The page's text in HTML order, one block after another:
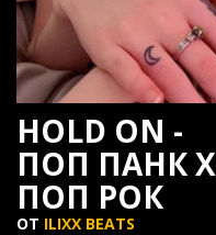
HOLD ON -
ПОП ПАНК Х
ПОП РОК
ОТ ILIXX BEATS